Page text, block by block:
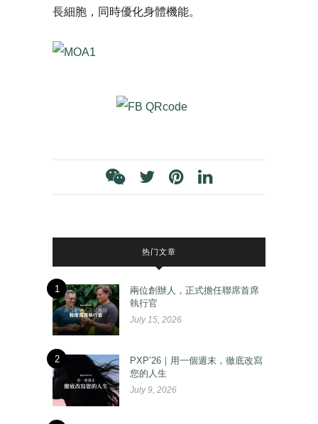
長細胞，同時優化身體機能。
热门文章
1
兩位創辦人，正式擔任聯席首席
執行官
July 15, 2026
2
PXP’26｜用一個週末，徹底改寫
您的人生
July 9, 2026